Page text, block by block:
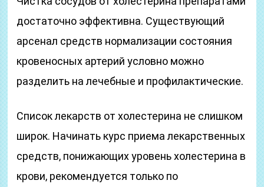
достаточно эффективна. Существующий
арсенал средств нормализации состояния
кровеносных артерий условно можно
разделить на лечебные и профилактические.
Список лекарств от холестерина не слишком
широк. Начинать курс приема лекарственных
средств, понижающих уровень холестерина в
крови, рекомендуется только по